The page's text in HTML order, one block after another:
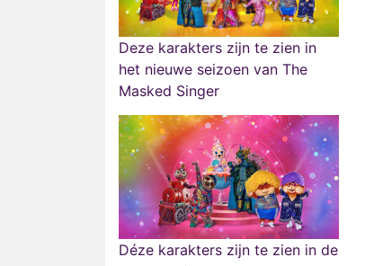
Deze karakters zijn te zien in
het nieuwe seizoen van The
Masked Singer
Déze karakters zijn te zien in de